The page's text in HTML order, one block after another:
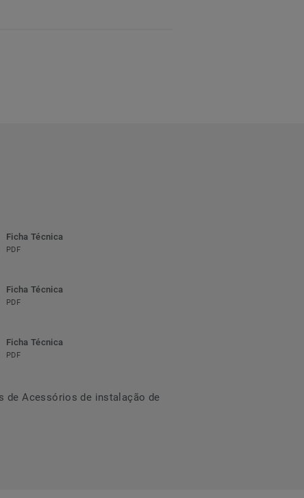
Ficha Técnica
PDF
Ficha Técnica
PDF
Ficha Técnica
PDF
de Acessórios de instalação de